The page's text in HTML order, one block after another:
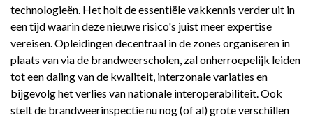
technologieën. Het holt de essentiële vakkennis verder uit in
een tijd waarin deze nieuwe risico's juist meer expertise
vereisen. Opleidingen decentraal in de zones organiseren in
plaats van via de brandweerscholen, zal onherroepelijk leiden
tot een daling van de kwaliteit, interzonale variaties en
bijgevolg het verlies van nationale interoperabiliteit. Ook
stelt de brandweerinspectie nu nog (of al) grote verschillen